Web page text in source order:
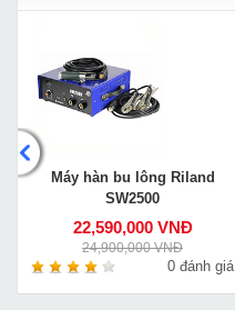
Máy hàn bu lông Riland
SW2500
22,590,000 VNĐ
24,900,000 VNĐ
0 đánh giá